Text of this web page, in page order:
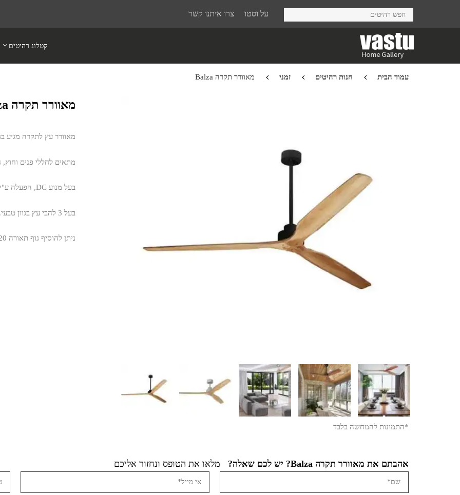
על וסטו צרו איתנו קשר
קטלוג רהיטים
עמוד הבית חנות רהיטים זמני מאוורר תקרה Balza
*התמונות להמחשה בלבד
מאוורר תקרה Balza
מאוורר עץ לתקרה מגיע בגודל 80 אינץ' מיועד לחללים של
מתאים לחללי פנים וחוץ,
בעל מנוע DC, הפעלה ע"י שלט, 2 כיווני אוויר, חמש מהירויות וטיימר.
בעל 3 להבי עץ בגוון טבעי. ניתן לבחור את צבע גוף המאוורר לבן/שחור.
ניתן להוסיף גוף תאורה 20 וואט לד עדין ועוצמתי בגוון אור חם (K3000).
אהבתם את מאוורר תקרה Balza? יש לכם שאלה? מלאו את הטופס ונחזור אליכם